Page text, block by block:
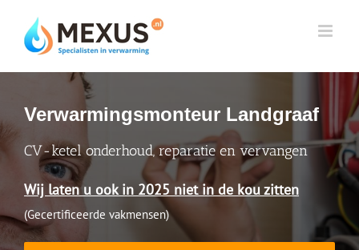
content
Verwarmingsmonteur Landgraaf
CV-ketel onderhoud, reparatie en vervangen
Wij laten u ook in 2025 niet in de kou zitten
(Gecertificeerde vakmensen)